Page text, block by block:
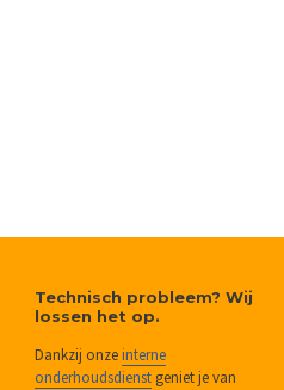
Technisch probleem? Wij
lossen het op.
Dankzij onzeinterne
onderhoudsdienst geniet je van